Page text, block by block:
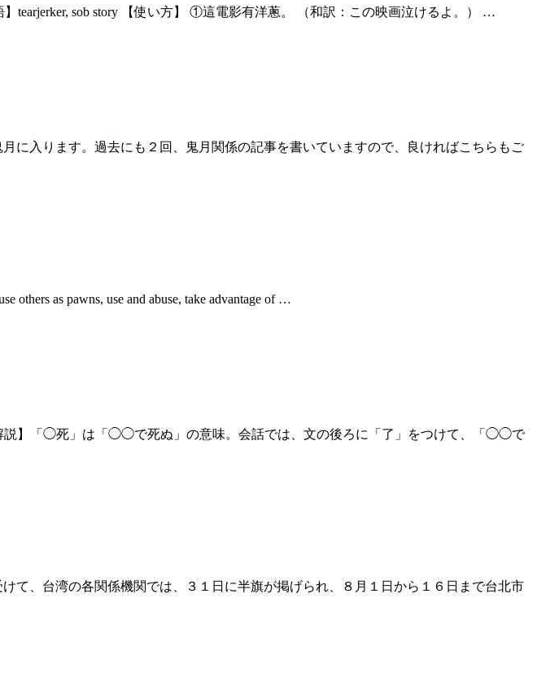
tearjerker, sob story 【使い方】 ①這電影有洋蔥。 （和訳：この映画泣けるよ。） …
に入ります。過去にも２回、鬼月関係の記事を書いていますので、良ければこちらもご
as pawns, use and abuse, take advantage of …
説】「◯死」は「◯◯で死ぬ」の意味。会話では、文の後ろに「了」をつけて、「◯◯で
て、台湾の各関係機関では、３１日に半旗が掲げられ、８月１日から１６日まで台北市